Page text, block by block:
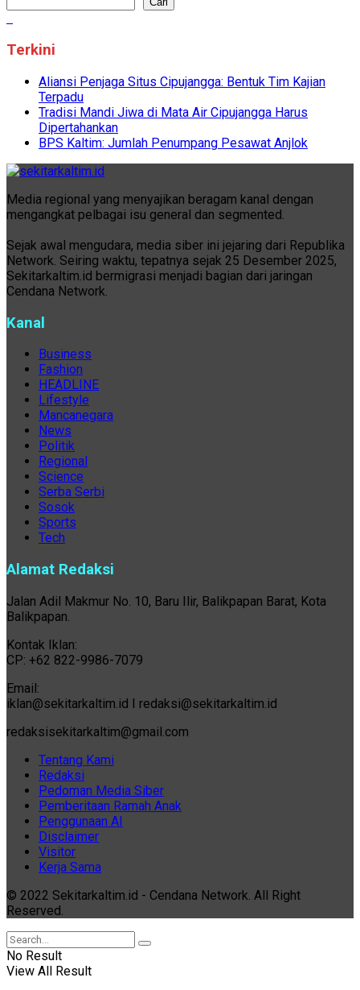
Terkini
Aliansi Penjaga Situs Cipujangga: Bentuk Tim Kajian
Terpadu
Tradisi Mandi Jiwa di Mata Air Cipujangga Harus
Dipertahankan
BPS Kaltim: Jumlah Penumpang Pesawat Anjlok
Media regional yang menyajikan beragam kanal dengan
mengangkat pelbagai isu general dan segmented.
Sejak awal mengudara, media siber ini jejaring dari Republika
Network. Seiring waktu, tepatnya sejak 25 Desember 2025,
Sekitarkaltim.id bermigrasi menjadi bagian dari jaringan
Cendana Network.
Kanal
Business
Fashion
HEADLINE
Lifestyle
Mancanegara
News
Politik
Regional
Science
Serba Serbi
Sosok
Sports
Tech
Alamat Redaksi
Jalan Adil Makmur No. 10, Baru Ilir, Balikpapan Barat, Kota
Balikpapan.
Kontak Iklan:
CP: +62 822-9986-7079
Email:
iklan@sekitarkaltim.id I redaksi@sekitarkaltim.id
redaksisekitarkaltim@gmail.com
Tentang Kami
Redaksi
Pedoman Media Siber
Pemberitaan Ramah Anak
Penggunaan AI
Disclaimer
Visitor
Kerja Sama
© 2022 Sekitarkaltim.id - Cendana Network. All Right
Reserved.
No Result
View All Result